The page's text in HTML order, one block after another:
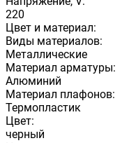
220
Цвет и материал:
Виды материалов:
Металлические
Материал арматуры:
Алюминий
Материал плафонов:
Термопластик
Цвет:
черный